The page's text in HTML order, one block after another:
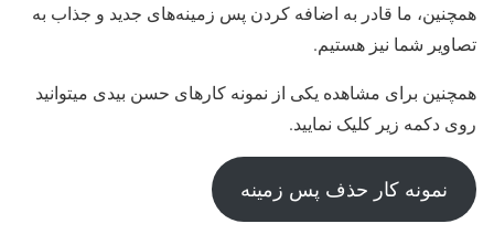
همچنین، ما قادر به اضافه کردن پس زمینه‌های جدید و جذاب به
تصاویر شما نیز هستیم.
همچنین برای مشاهده یکی از نمونه کارهای حسن بیدی میتوانید
روی دکمه زیر کلیک نمایید.
نمونه کار حذف پس زمینه